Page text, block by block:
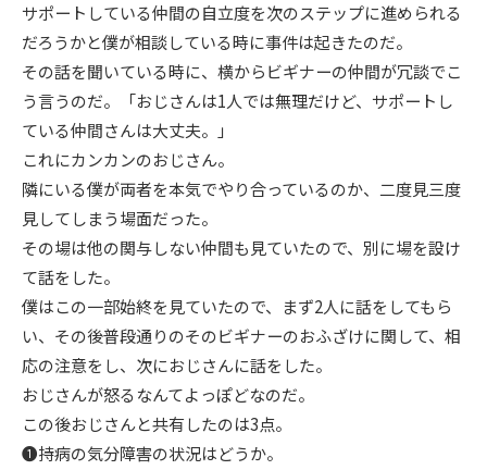
サポートしている仲間の自立度を次のステップに進められる
だろうかと僕が相談している時に事件は起きたのだ。
その話を聞いている時に、横からビギナーの仲間が冗談でこ
う言うのだ。「おじさんは1人では無理だけど、サポートし
ている仲間さんは大丈夫。」
これにカンカンのおじさん。
隣にいる僕が両者を本気でやり合っているのか、二度見三度
見してしまう場面だった。
その場は他の関与しない仲間も見ていたので、別に場を設け
て話をした。
僕はこの一部始終を見ていたので、まず2人に話をしてもら
い、その後普段通りのそのビギナーのおふざけに関して、相
応の注意をし、次におじさんに話をした。
おじさんが怒るなんてよっぽどなのだ。
この後おじさんと共有したのは3点。
❶持病の気分障害の状況はどうか。